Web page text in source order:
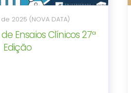
2025 (NOVA DATA)
Ensaios Clínicos 27ª
Edição